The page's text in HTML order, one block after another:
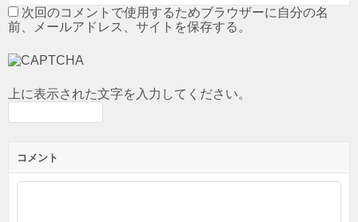
次回のコメントで使用するためブラウザーに自分の名
前、メールアドレス、サイトを保存する。
上に表示された文字を入力してください。
コメント